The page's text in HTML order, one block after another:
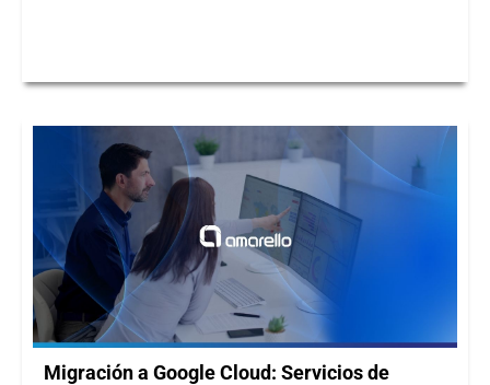
Migración a Google Cloud: Servicios de